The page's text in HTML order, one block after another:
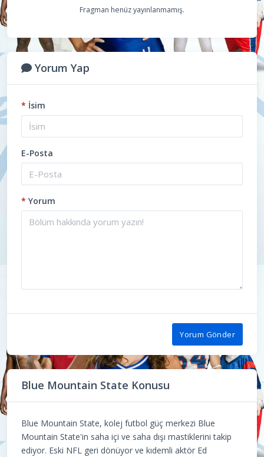
Fragman henüz yayınlanmamış.
Yorum Yap
* İsim
E-Posta
* Yorum
Yorum Gönder
Blue Mountain State Konusu
Blue Mountain State, kolej futbol güç merkezi Blue
Mountain State'in saha içi ve saha dışı mastiklerini takip
ediyor. Eski NFL geri dönüyor ve kıdemli aktör Ed